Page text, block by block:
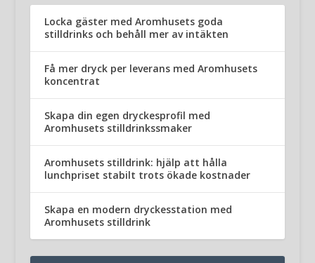
Locka gäster med Aromhusets goda
stilldrinks och behåll mer av intäkten
Få mer dryck per leverans med Aromhusets
koncentrat
Skapa din egen dryckesprofil med
Aromhusets stilldrinkssmaker
Aromhusets stilldrink: hjälp att hålla
lunchpriset stabilt trots ökade kostnader
Skapa en modern dryckesstation med
Aromhusets stilldrink